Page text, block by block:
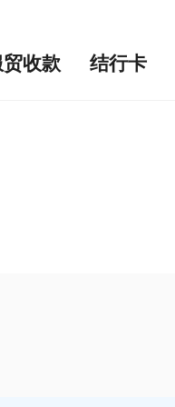
贸收款 结行卡